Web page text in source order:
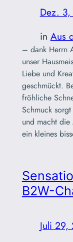
Dez.
in Aus
– dank Herrn
unser
Liebe und
geschmückt.
fröhliche
Schmuck
und macht die
ein kleines
B2W-
Juli 29,